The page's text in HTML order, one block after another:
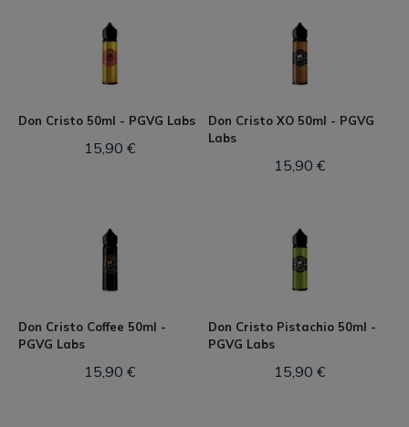
Don Cristo 50ml - PGVG Labs
15,90 €
Don Cristo XO 50ml - PGVG
Labs
15,90 €
Don Cristo Coffee 50ml -
PGVG Labs
15,90 €
Don Cristo Pistachio 50ml -
PGVG Labs
15,90 €